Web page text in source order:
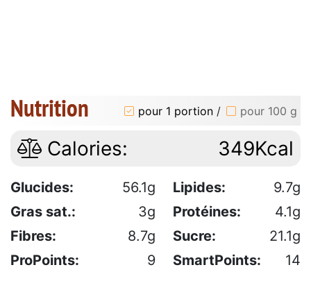
Nutrition pour 1 portion / pour 100 g
Calories: 349Kcal
Glucides: 56.1g Lipides:
9.7g
Gras sat.:
3g Protéines:
4.1g
Fibres:
8.7g Sucre:
21.1g
ProPoints:
9 SmartPoints: 14